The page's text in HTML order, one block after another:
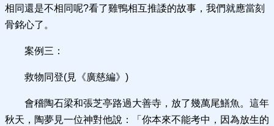
相同還是不相同呢?看了雞鴨相互推諉的故事，我們就應當刻
骨銘心了。
案例三：
救物同登(見《廣慈編》)
會稽陶石梁和張芝亭路過大善寺，放了幾萬尾鱔魚。這年
秋天，陶夢見一位神對他說：「你本來不能考中，因為放生的